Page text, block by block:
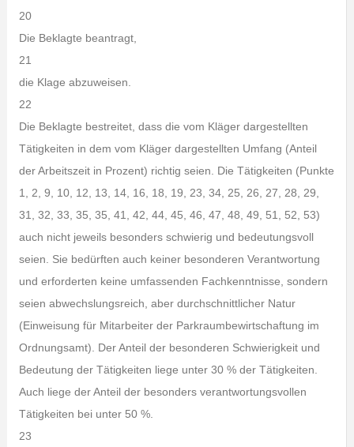
20
Die Beklagte beantragt,
21
die Klage abzuweisen.
22
Die Beklagte bestreitet, dass die vom Kläger dargestellten
Tätigkeiten in dem vom Kläger dargestellten Umfang (Anteil
der Arbeitszeit in Prozent) richtig seien. Die Tätigkeiten (Punkte
1, 2, 9, 10, 12, 13, 14, 16, 18, 19, 23, 34, 25, 26, 27, 28, 29,
31, 32, 33, 35, 35, 41, 42, 44, 45, 46, 47, 48, 49, 51, 52, 53)
auch nicht jeweils besonders schwierig und bedeutungsvoll
seien. Sie bedürften auch keiner besonderen Verantwortung
und erforderten keine umfassenden Fachkenntnisse, sondern
seien abwechslungsreich, aber durchschnittlicher Natur
(Einweisung für Mitarbeiter der Parkraumbewirtschaftung im
Ordnungsamt). Der Anteil der besonderen Schwierigkeit und
Bedeutung der Tätigkeiten liege unter 30 % der Tätigkeiten.
Auch liege der Anteil der besonders verantwortungsvollen
Tätigkeiten bei unter 50 %.
23